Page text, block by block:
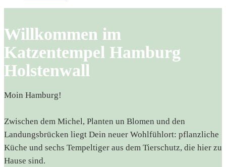
Willkommen im
Katzentempel Hamburg
Holstenwall
Moin Hamburg!
Zwischen dem Michel, Planten un Blomen und den
Landungsbrücken liegt Dein neuer Wohlfühlort: pflanzliche
Küche und sechs Tempeltiger aus dem Tierschutz, die hier zu
Hause sind.